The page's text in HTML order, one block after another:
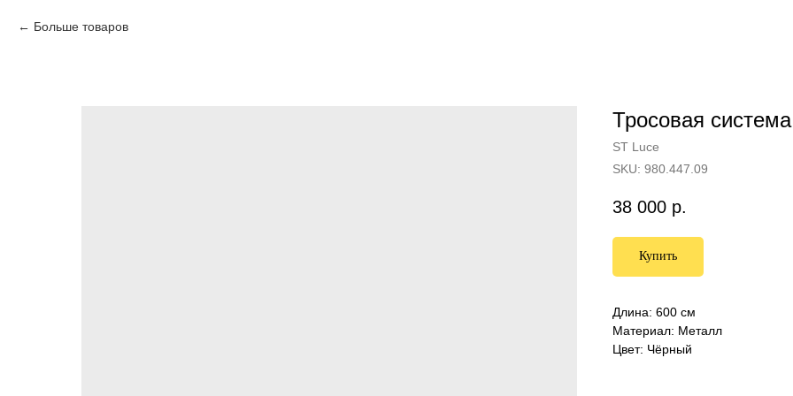
Больше товаров
Тросовая
ST Luce
SKU: 980.447.09
38 000 р.
Купить
Длина: 600 см
Материал: Металл
Цвет: Чёрный